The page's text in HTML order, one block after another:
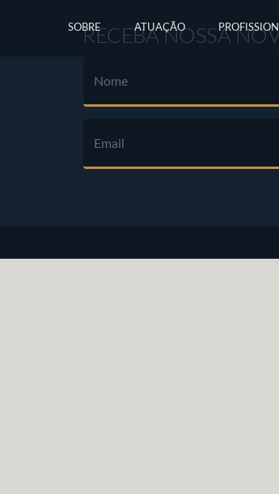
SOBRE ATUAÇÃO
RECEBA NOSSA